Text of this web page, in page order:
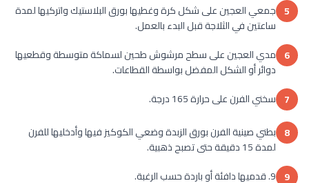
5 جمعي العجين على شكل كرة وغطيها بورق البلاستيك واتركيها لمدة
ساعتين في الثلاجة قبل البدء بالعمل.
6 مدي العجين على سطح مرشوش طحين لسماكة متوسطة وقطعيها
دوائر أو الشكل المفضل بواسطة القطاعات.
7 سخني الفرن على حرارة 165 درجة.
8 بطني صينية الفرن بورق الزبدة وضعي الكوكيز فيها وأدخليها للفرن
لمدة 15 دقيقة حتى تصبح ذهبية.
9 9. قدميها دافئة أو باردة حسب الرغبة.